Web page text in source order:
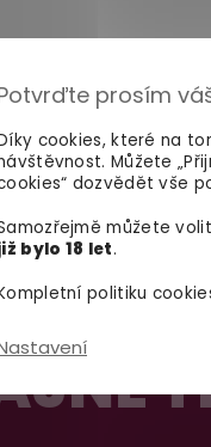
prosím
cookies, které na
Můžete
dozvědět vše
můžete
bylo 18 let.
politiku
100%
Nikdo
objednali.
balíček.